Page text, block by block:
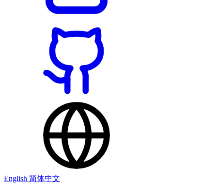
English 简体中文